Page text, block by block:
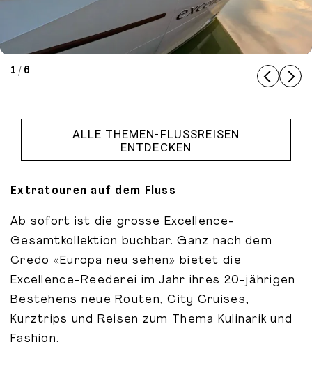
1 / 6
ALLE THEMEN-FLUSSREISEN
ENTDECKEN
Extratouren auf dem Fluss
Ab sofort ist die grosse Excellence-
Gesamtkollektion buchbar. Ganz nach dem
Credo «Europa neu sehen» bietet die
Excellence-Reederei im Jahr ihres 20-jährigen
Bestehens neue Routen, City Cruises,
Kurztrips und Reisen zum Thema Kulinarik und
Fashion.